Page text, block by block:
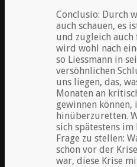
Conclusio: Durch
auch schauen, es
und zugleich auch
wird wohl nach
so Liessmann in
versöhnlichen
uns liegen, das,
Monaten an
gewinnen
hinüberzuretten.
sich spätestens
Frage zu stellen:
schon vor der
war, diese Krise